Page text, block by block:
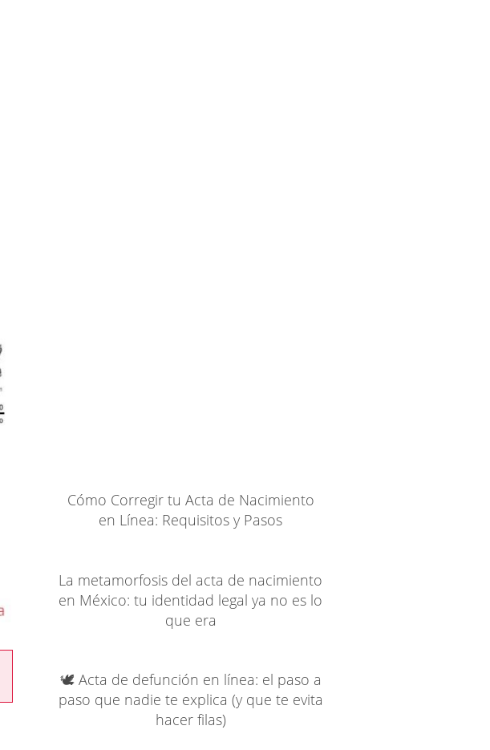
Cómo Corregir tu Acta de Nacimiento
en Línea: Requisitos y Pasos
La metamorfosis del acta de nacimiento
en México: tu identidad legal ya no es lo
que era
🕊️ Acta de defunción en línea: el paso a
paso que nadie te explica (y que te evita
hacer filas)